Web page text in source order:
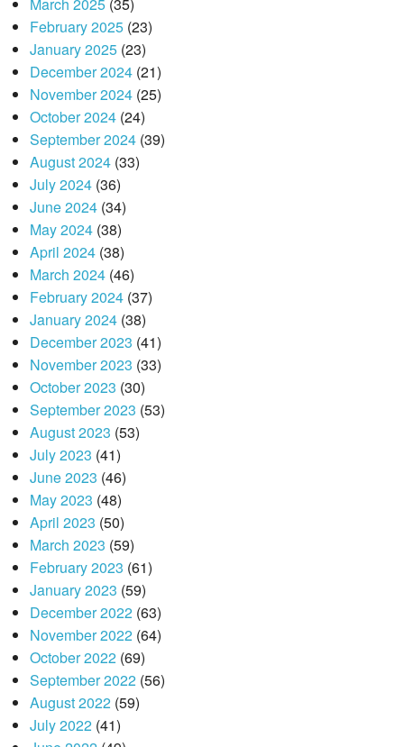
March 2025(35)
February 2025(23)
January 2025(23)
December 2024(21)
November 2024(25)
October 2024(24)
September 2024(39)
August 2024(33)
July 2024(36)
June 2024(34)
May 2024(38)
April 2024(38)
March 2024(46)
February 2024(37)
January 2024(38)
December 2023 (41)
November 2023 (33)
October 2023 (30)
September 2023 (53)
August 2023 (53)
July 2023 (41)
June 2023 (46)
May 2023 (48)
April 2023 (50)
March 2023 (59)
February 2023 (61)
January 2023 (59)
December 2022(63)
November 2022(64)
October 2022(69)
September 2022(56)
August 2022(59)
July 2022(41)